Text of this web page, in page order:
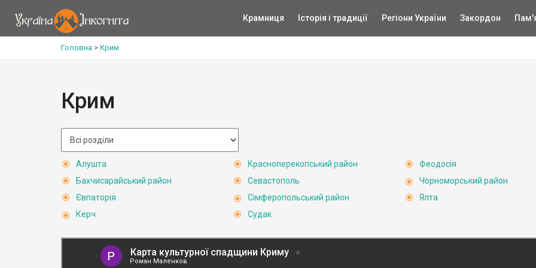
Крамниця Історія і традиції Регіони України Закордон
Головна > Крим
Крим
Алушта
Бахчисарайський район
Євпаторія
Керч
Красноперекопський район
Севастополь
Сімферопольський район
Судак
Феодосія
Чорноморський район
Ялта